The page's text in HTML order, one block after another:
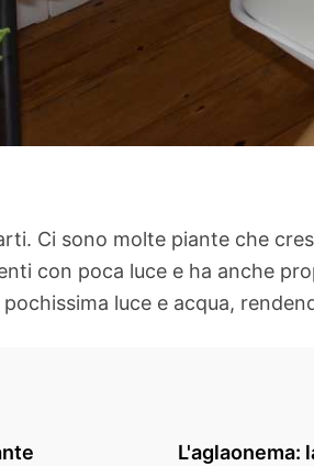
Ci sono molte piante che
con poca luce e ha anche
luce e acqua,
L'aglaonema: